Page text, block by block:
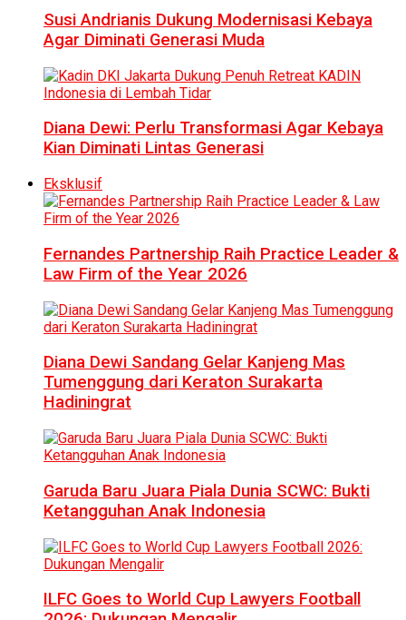
Susi Andrianis Dukung Modernisasi Kebaya
Agar Diminati Generasi Muda
Diana Dewi: Perlu Transformasi Agar Kebaya
Kian Diminati Lintas Generasi
Eksklusif
Fernandes Partnership Raih Practice Leader &
Law Firm of the Year 2026
Diana Dewi Sandang Gelar Kanjeng Mas
Tumenggung dari Keraton Surakarta
Hadiningrat
Garuda Baru Juara Piala Dunia SCWC: Bukti
Ketangguhan Anak Indonesia
ILFC Goes to World Cup Lawyers Football